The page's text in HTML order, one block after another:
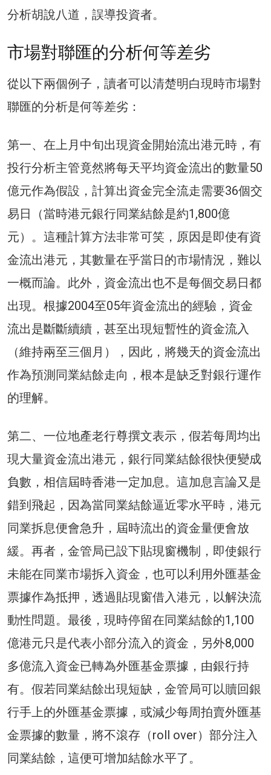
分析胡說八道，誤導投資者。
市場對聯匯的分析何等差劣
從以下兩個例子，讀者可以清楚明白現時市場對
聯匯的分析是何等差劣：
第一、在上月中旬出現資金開始流出港元時，有
投行分析主管竟然將每天平均資金流出的數量50
億元作為假設，計算出資金完全流走需要36個交
易日（當時港元銀行同業結餘是約1,800億
元）。這種計算方法非常可笑，原因是即使有資
金流出港元，其數量在乎當日的市場情況，難以
一概而論。此外，資金流出也不是每個交易日都
出現。根據2004至05年資金流出的經驗，資金
流出是斷斷續續，甚至出現短暫性的資金流入
（維持兩至三個月），因此，將幾天的資金流出
作為預測同業結餘走向，根本是缺乏對銀行運作
的理解。
第二、一位地產老行尊撰文表示，假若每周均出
現大量資金流出港元，銀行同業結餘很快便變成
負數，相信屆時香港一定加息。這加息言論又是
錯到飛起，因為當同業結餘逼近零水平時，港元
同業拆息便會急升，屆時流出的資金量便會放
緩。再者，金管局已設下貼現窗機制，即使銀行
未能在同業市場拆入資金，也可以利用外匯基金
票據作為抵押，透過貼現窗借入港元，以解決流
動性問題。最後，現時停留在同業結餘的1,100
億港元只是代表小部分流入的資金，另外8,000
多億流入資金已轉為外匯基金票據，由銀行持
有。假若同業結餘出現短缺，金管局可以贖回銀
行手上的外匯基金票據，或減少每周拍賣外匯基
金票據的數量，將不滾存（roll over）部分注入
同業結餘，這便可增加結餘水平了。